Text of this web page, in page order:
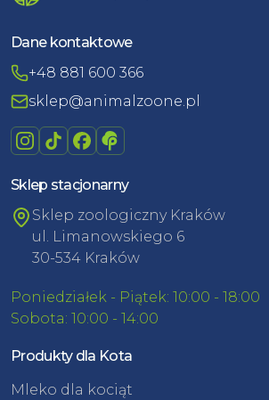
Dane kontaktowe
+48 881 600 366
sklep@animalzoone.pl
Sklep stacjonarny
Sklep zoologiczny Kraków
ul. Limanowskiego 6
30-534 Kraków
Poniedziałek - Piątek: 10:00 - 18:00
Sobota: 10:00 - 14:00
Produkty dla Kota
Mleko dla kociąt